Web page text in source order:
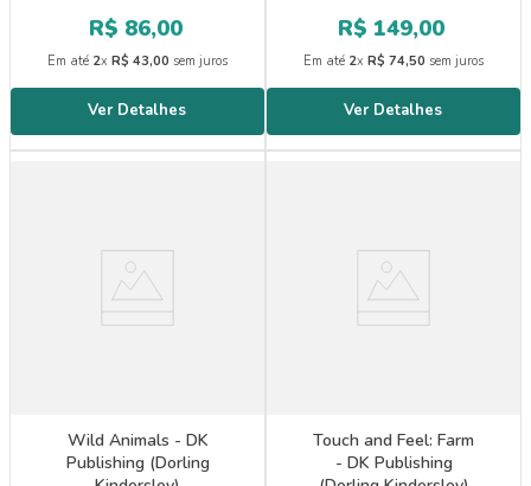
R$ 86,00
Em até 2x R$ 43,00 sem juros
R$ 149,00
Em até 2x R$ 74,50 sem juros
Wild Animals - DK
Publishing (Dorling
Touch and Feel: Farm
- DK Publishing